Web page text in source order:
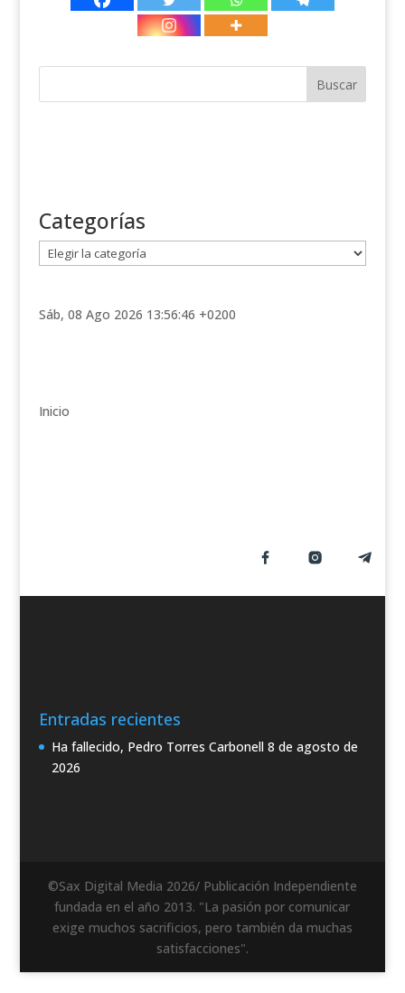
Categorías
a
e
a
Sáb, 08 Ago 2026 13:56:46 +0200
Inicio
Entradas recientes
Ha fallecido, Pedro Torres Carbonell 8 de agosto de
2026
©Sax Digital Media 2026/ Publicación Independiente
fundada en el año 2013. "La pasión por comunicar
exige muchos sacrificios, pero también da muchas
satisfacciones".